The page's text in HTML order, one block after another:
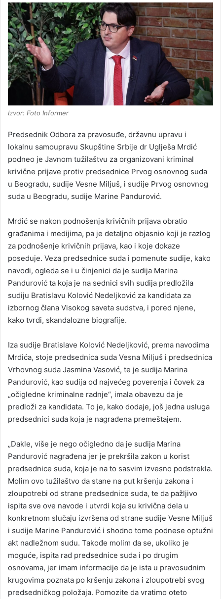
Izvor: Foto Informer
Predsednik Odbora za pravosuđe, državnu upravu i
lokalnu samoupravu Skupštine Srbije dr Uglješa Mrdić
podneo je Javnom tužilaštvu za organizovani kriminal
krivične prijave protiv predsednice Prvog osnovnog suda
u Beogradu, sudije Vesne Miljuš, i sudije Prvog osnovnog
suda u Beogradu, sudije Marine Pandurović.
Mrdić se nakon podnošenja krivičnih prijava obratio
građanima i medijima, pa je detaljno objasnio koji je razlog
za podnošenje krivičnih prijava, kao i koje dokaze
poseduje. Veza predsednice suda i pomenute sudije, kako
navodi, ogleda se i u činjenici da je sudija Marina
Pandurović ta koja je na sednici svih sudija predložila
sudiju Bratislavu Kolović Nedeljković za kandidata za
izbornog člana Visokog saveta sudstva, i pored njene,
kako tvrdi, skandalozne biografije.
Iza sudije Bratislave Kolović Nedeljković, prema navodima
Mrdića, stoje predsednica suda Vesna Miljuš i predsednica
Vrhovnog suda Jasmina Vasović, te je sudija Marina
Pandurović, kao sudija od najvećeg poverenja i čovek za
„očigledne kriminalne radnje“, imala obavezu da je
predloži za kandidata. To je, kako dodaje, još jedna usluga
predsednici suda koja je nagrađena premeštajem.
„Dakle, više je nego očigledno da je sudija Marina
Pandurović nagrađena jer je prekršila zakon u korist
predsednice suda, koja je na to sasvim izvesno podstrekla.
Molim ovo tužilaštvo da stane na put kršenju zakona i
zloupotrebi od strane predsednice suda, te da pažljivo
ispita sve ove navode i utvrdi koja su krivična dela u
konkretnom slučaju izvršena od strane sudije Vesne Miljuš
i sudije Marine Pandurović i shodno tome podnese optužni
akt nadležnom sudu. Takođe molim da se, ukoliko je
moguće, ispita rad predsednice suda i po drugim
osnovama, jer imam informacije da je ista u pravosudnim
krugovima poznata po kršenju zakona i zloupotrebi svog
predsedničkog položaja. Pomozite da vratimo oteto